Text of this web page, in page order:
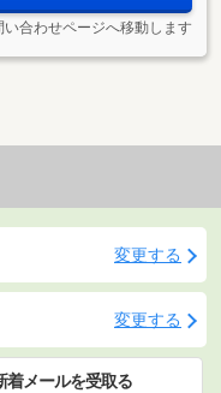
い合わせページへ移動します
変更する
変更する
着メールを受取る